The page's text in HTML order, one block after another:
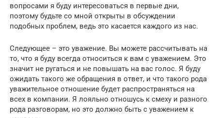
вопросами я буду интересоваться в первые дни,
поэтому будьте со мной открыты в обсуждении
подобных проблем, ведь это касается каждого из нас.
Следующее – это уважение. Вы можете рассчитывать на
то, что я буду всегда относиться к вам с уважением. Это
значит не ругаться и не повышать на вас голос. Я буду
ожидать такого же обращения в ответ, и что такого рода
уважительное отношение будет распространяться на
всех в компании. Я лояльно отношусь к смеху и разного
рода разговорам, но это должно быть с уважением к